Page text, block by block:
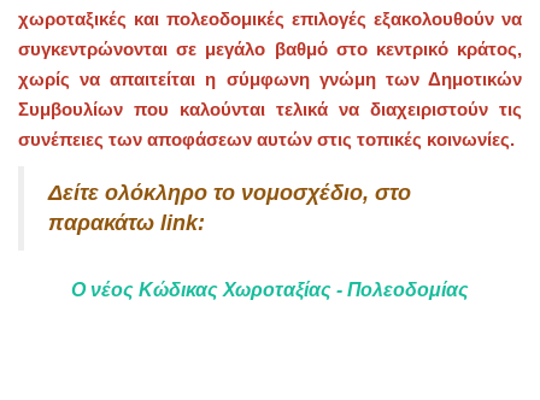
χωροταξικές και πολεοδομικές επιλογές εξακολουθούν να
συγκεντρώνονται σε μεγάλο βαθμό στο κεντρικό κράτος,
χωρίς να απαιτείται η σύμφωνη γνώμη των Δημοτικών
Συμβουλίων που καλούνται τελικά να διαχειριστούν τις
συνέπειες των αποφάσεων αυτών στις τοπικές κοινωνίες.
Δείτε ολόκληρο το νομοσχέδιο, στο
παρακάτω link:
Ο νέος Κώδικας Χωροταξίας - Πολεοδομίας